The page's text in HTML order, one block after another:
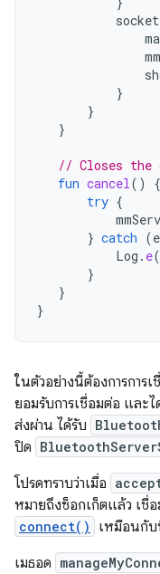
socket
}
}
}
// Closes the
fun cancel()
{
try {
} catch (e
Log . e(
}
}
}
ในตัวอย่างนี้ต้องการการ
ยอมรับการเชื่อมต่อ และไ
ส่งผ่าน ได้รับ
ปิด
โปรดทราบว่าเมื่อ
หมายถึงซ็อกเก็ตแล้ว เชื่
connect()
เหมือนกั
เมธอด